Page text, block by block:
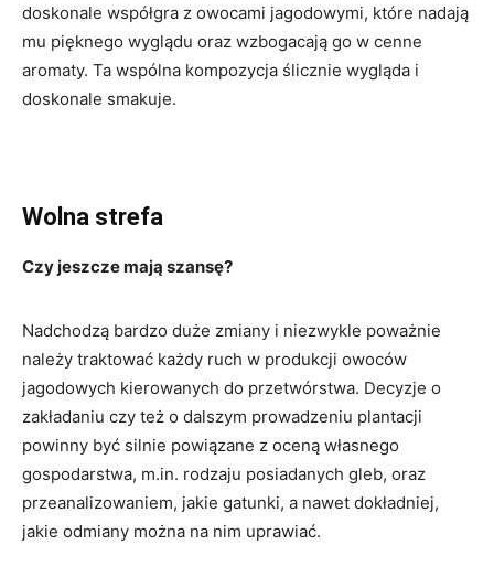
doskonale współgra z owocami jagodowymi, które nadają
mu pięknego wyglądu oraz wzbogacają go w cenne
aromaty. Ta wspólna kompozycja ślicznie wygląda i
doskonale smakuje.
Wolna strefa
Czy jeszcze mają szansę?
Nadchodzą bardzo duże zmiany i niezwykle poważnie
należy traktować każdy ruch w produkcji owoców
jagodowych kierowanych do przetwórstwa. Decyzje o
zakładaniu czy też o dalszym prowadzeniu plantacji
powinny być silnie powiązane z oceną własnego
gospodarstwa, m.in. rodzaju posiadanych gleb, oraz
przeanalizowaniem, jakie gatunki, a nawet dokładniej,
jakie odmiany można na nim uprawiać.